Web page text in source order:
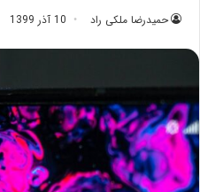
حمیدرضا ملکی راد 10 آذر 1399